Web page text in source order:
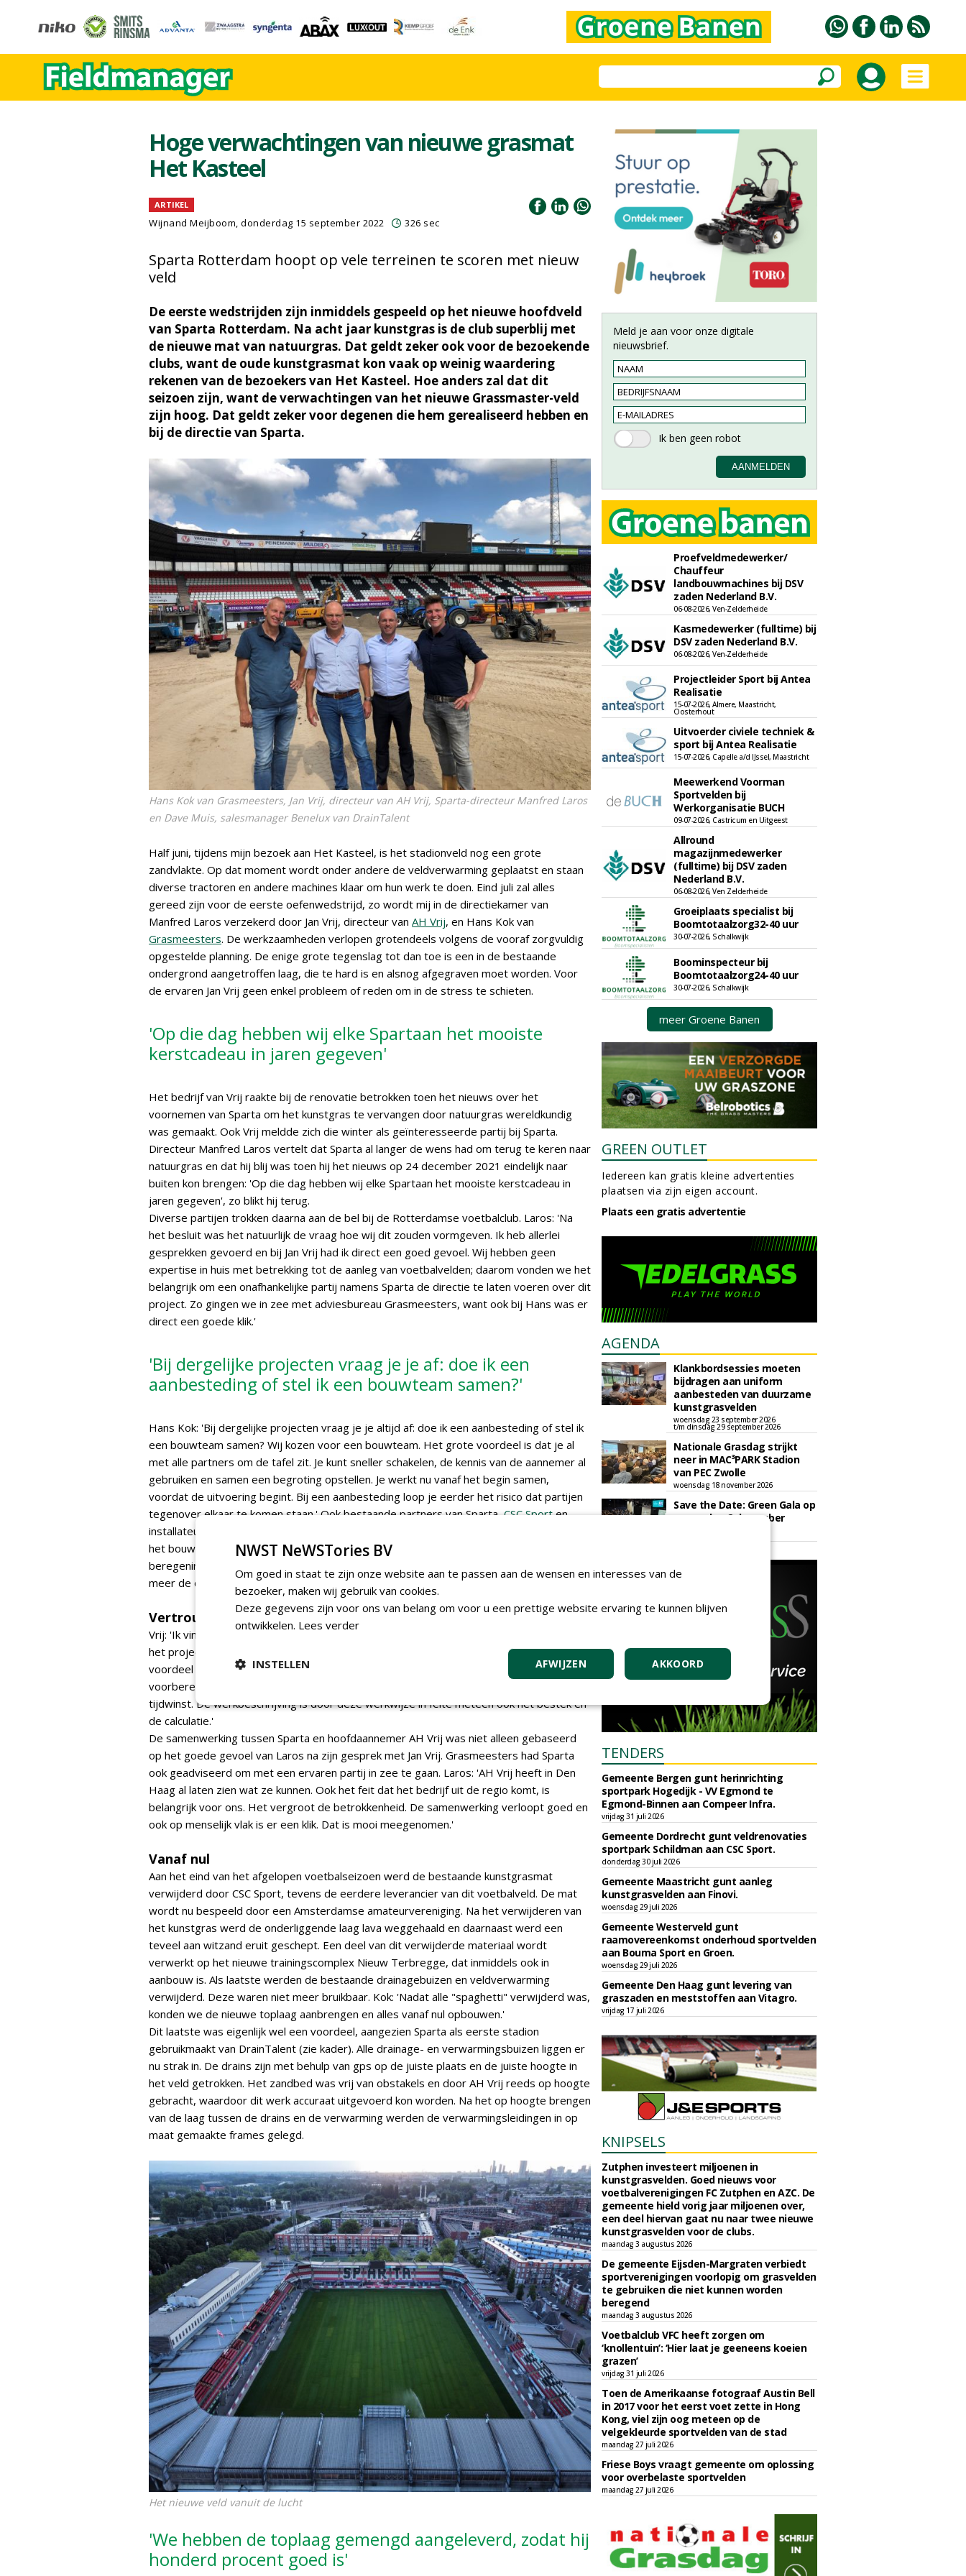
Hoge verwachtingen van nieuwe grasmat
Het Kasteel
ARTIKEL
Wijnand Meijboom, donderdag 15 september 2022 326 sec
Sparta Rotterdam hoopt op vele terreinen te scoren met nieuw
veld
De eerste wedstrijden zijn inmiddels gespeeld op het nieuwe hoofdveld
van Sparta Rotterdam. Na acht jaar kunstgras is de club superblij met
de nieuwe mat van natuurgras. Dat geldt zeker ook voor de bezoekende
clubs, want de oude kunstgrasmat kon vaak op weinig waardering
rekenen van de bezoekers van Het Kasteel. Hoe anders zal dat dit
seizoen zijn, want de verwachtingen van het nieuwe Grassmaster-veld
zijn hoog. Dat geldt zeker voor degenen die hem gerealiseerd hebben en
bij de directie van Sparta.
Hans Kok van Grasmeesters, Jan Vrij, directeur van AH Vrij, Sparta-directeur Manfred Laros
en Dave Muis, salesmanager Benelux van DrainTalent
Half juni, tijdens mijn bezoek aan Het Kasteel, is het stadionveld nog een grote
zandvlakte. Op dat moment wordt onder andere de veldverwarming geplaatst en staan
diverse tractoren en andere machines klaar om hun werk te doen. Eind juli zal alles
gereed zijn voor de eerste oefenwedstrijd, zo wordt mij in de directiekamer van
Manfred Laros verzekerd door Jan Vrij, directeur van AH Vrij, en Hans Kok van
Grasmeesters. De werkzaamheden verlopen grotendeels volgens de vooraf zorgvuldig
opgestelde planning. De enige grote tegenslag tot dan toe is een in de bestaande
ondergrond aangetroffen laag, die te hard is en alsnog afgegraven moet worden. Voor
de ervaren Jan Vrij geen enkel probleem of reden om in de stress te schieten.
'Op die dag hebben wij elke Spartaan het mooiste
kerstcadeau in jaren gegeven'
Het bedrijf van Vrij raakte bij de renovatie betrokken toen het nieuws over het
voornemen van Sparta om het kunstgras te vervangen door natuurgras wereldkundig
was gemaakt. Ook Vrij meldde zich die winter als geïnteresseerde partij bij Sparta.
Directeur Manfred Laros vertelt dat Sparta al langer de wens had om terug te keren naar
natuurgras en dat hij blij was toen hij het nieuws op 24 december 2021 eindelijk naar
buiten kon brengen: 'Op die dag hebben wij elke Spartaan het mooiste kerstcadeau in
jaren gegeven', zo blikt hij terug.
Diverse partijen trokken daarna aan de bel bij de Rotterdamse voetbalclub. Laros: 'Na
het besluit was het natuurlijk de vraag hoe wij dit zouden vormgeven. Ik heb allerlei
gesprekken gevoerd en bij Jan Vrij had ik direct een goed gevoel. Wij hebben geen
expertise in huis met betrekking tot de aanleg van voetbalvelden; daarom vonden we het
belangrijk om een onafhankelijke partij namens Sparta de directie te laten voeren over dit
project. Zo gingen we in zee met adviesbureau Grasmeesters, want ook bij Hans was er
direct een goede klik.'
'Bij dergelijke projecten vraag je je af: doe ik een
aanbesteding of stel ik een bouwteam samen?'
Hans Kok: 'Bij dergelijke projecten vraag je je altijd af: doe ik een aanbesteding of stel ik
een bouwteam samen? Wij kozen voor een bouwteam. Het grote voordeel is dat je al
met alle partners om de tafel zit. Je kunt sneller schakelen, de kennis van de aannemer al
gebruiken en samen een begroting opstellen. Je werkt nu vanaf het begin samen,
voordat de uitvoering begint. Bij een aanbesteding loop je eerder het risico dat partijen
tegenover elkaar te komen staan.' Ook bestaande partners van Sparta,CSC Sporten
installateur Roodenburg, werden bij het project betrokken. De andere stakeholders in
het bouwteam, naast hoofdaannemer AH Vrij, zijn
beregening,
meer de drainage en ondergrondse infiltratie.
Vertrouwen
Vrij: 'Ik vind het netjes van Sparta dat ook bestaande partners worden meegenomen in
het project. Uit de keuze voor een bouwteam spreekt ook veel vertrouwen. Een groot
voordeel is bovendien dat de calculatiefase al gebruikt kan worden als
voorbereidingsfase. Het proces verloopt daardoor veel soepeler en je boekt weken
tijdwinst. De werkbeschrijving is door deze werkwijze in feite meteen ook het bestek en
de calculatie.'
De samenwerking tussen Sparta en hoofdaannemer AH Vrij was niet alleen gebaseerd
op het goede gevoel van Laros na zijn gesprek met Jan Vrij. Grasmeesters had Sparta
ook geadviseerd om met een ervaren partij in zee te gaan. Laros: 'AH Vrij heeft in Den
Haag al laten zien wat ze kunnen. Ook het feit dat het bedrijf uit de regio komt, is
belangrijk voor ons. Het vergroot de betrokkenheid. De samenwerking verloopt goed en
ook op menselijk vlak is er een klik. Dat is mooi meegenomen.'
Vanaf nul
Aan het eind van het afgelopen voetbalseizoen werd de bestaande kunstgrasmat
verwijderd door CSC Sport, tevens de eerdere leverancier van dit voetbalveld. De mat
wordt nu bespeeld door een Amsterdamse amateurvereniging. Na het verwijderen van
het kunstgras werd de onderliggende laag lava weggehaald en daarnaast werd een
teveel aan witzand eruit geschept. Een deel van dit verwijderde materiaal wordt
verwerkt op het nieuwe trainingscomplex Nieuw Terbregge, dat inmiddels ook in
aanbouw is. Als laatste werden de bestaande drainagebuizen en veldverwarming
verwijderd. Deze waren niet meer bruikbaar. Kok: 'Nadat alle "spaghetti" verwijderd was,
konden we de nieuwe toplaag aanbrengen en alles vanaf nul opbouwen.'
Dit laatste was eigenlijk wel een voordeel, aangezien Sparta als eerste stadion
gebruikmaakt van DrainTalent (zie kader). Alle drainage- en verwarmingsbuizen liggen er
nu strak in. De drains zijn met behulp van gps op de juiste plaats en de juiste hoogte in
het veld getrokken. Het zandbed was vrij van obstakels en door AH Vrij reeds op hoogte
gebracht, waardoor dit werk accuraat uitgevoerd kon worden. Na het op hoogte brengen
van de laag tussen de drains en de verwarming werden de verwarmingsleidingen in op
maat gemaakte frames gelegd.
Het nieuwe veld vanuit de lucht
'We hebben de toplaag gemengd aangeleverd, zodat hij
honderd procent goed is'
Meld je aan voor onze digitale
nieuwsbrief.
Proefveldmedewerker/
Chauffeur
landbouwmachines bij DSV
zaden Nederland B.V.
06-08-2026, Ven-Zelderheide
Kasmedewerker (fulltime) bij
DSV zaden Nederland B.V.
06-08-2026, Ven-Zelderheide
Projectleider Sport bij Antea
Realisatie
15-07-2026, Almere, Maastricht,
Oosterhout
Uitvoerder civiele techniek &
sport bij Antea Realisatie
15-07-2026, Capelle a/d IJssel, Maastricht
Meewerkend Voorman
Sportvelden bij
Werkorganisatie BUCH
09-07-2026, Castricum en Uitgeest
Allround
magazijnmedewerker
(fulltime) bij DSV zaden
Nederland B.V.
06-08-2026, Ven Zelderheide
Groeiplaats specialist bij
Boomtotaalzorg32-40 uur
30-07-2026, Schalkwijk
Boominspecteur bij
Boomtotaalzorg24-40 uur
30-07-2026, Schalkwijk
meer Groene Banen
GREEN OUTLET
Iedereen kan gratis kleine advertenties
plaatsen via zijn eigen account.
Plaats een gratis advertentie
AGENDA
Klankbordsessies moeten
bijdragen aan uniform
aanbesteden van duurzame
kunstgrasvelden
woensdag 23 september 2026
t/m dinsdag 29 september 2026
Nationale Grasdag strijkt
neer in MAC³PARK Stadion
van PEC Zwolle
woensdag 18 november 2026
Save the Date: Green Gala op
woensdag 2 december
TENDERS
Gemeente Bergen gunt herinrichting
sportpark Hogedijk - VV Egmond te
Egmond-Binnen aan Compeer Infra.
vrijdag 31 juli 2026
Gemeente Dordrecht gunt veldrenovaties
sportpark Schildman aan CSC Sport.
donderdag 30 juli 2026
Gemeente Maastricht gunt aanleg
kunstgrasvelden aan Finovi.
woensdag 29 juli 2026
Gemeente Westerveld gunt
raamovereenkomst onderhoud sportvelden
aan Bouma Sport en Groen.
woensdag 29 juli 2026
Gemeente Den Haag gunt levering van
graszaden en meststoffen aan Vitagro.
vrijdag 17 juli 2026
KNIPSELS
Zutphen investeert miljoenen in
kunstgrasvelden. Goed nieuws voor
voetbalverenigingen FC Zutphen en AZC. De
gemeente hield vorig jaar miljoenen over,
een deel hiervan gaat nu naar twee nieuwe
kunstgrasvelden voor de clubs.
maandag 3 augustus 2026
De gemeente Eijsden-Margraten verbiedt
sportverenigingen voorlopig om grasvelden
te gebruiken die niet kunnen worden
beregend
maandag 3 augustus 2026
Voetbalclub VFC heeft zorgen om
‘knollentuin’: ‘Hier laat je geeneens koeien
grazen’
vrijdag 31 juli 2026
Toen de Amerikaanse fotograaf Austin Bell
in 2017 voor het eerst voet zette in Hong
Kong, viel zijn oog meteen op de
velgekleurde sportvelden van de stad
maandag 27 juli 2026
Friese Boys vraagt gemeente om oplossing
voor overbelaste sportvelden
maandag 27 juli 2026
NWST NeWSTories BV
Om goed in staat te zijn onze website aan te passen aan de wensen en interesses van de
bezoeker, maken wij gebruik van cookies.
Deze gegevens zijn voor ons van belang om voor u een prettige website ervaring te kunnen blijven
ontwikkelen. Lees verder
AKKOORD
AFWIJZEN
INSTELLEN